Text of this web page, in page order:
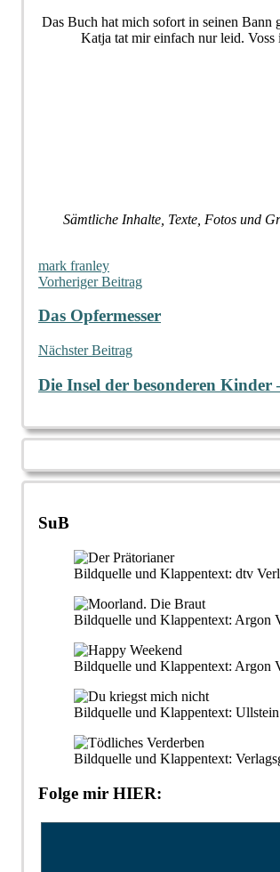
Das Buch hat mich sofort in seinen Bann
Katja tat mir einfach nur leid.
Sämtliche Inhalte, Texte, Fotos und
mark franley
Beitragsnavigation
Vorheriger Beitrag
Das Opfermesser
Nächster Beitrag
Die Insel der besonderen Kinder
SuB
Bildquelle und Klappentext: dtv
Bildquelle und Klappentext: Argon
Bildquelle und Klappentext: Argon
Bildquelle und Klappentext:
Bildquelle und Klappentext:
Folge mir HIER: